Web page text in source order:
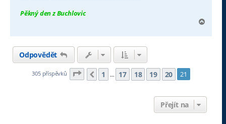
Pěkný den z Buchlovic
h
Odpovědět
305 příspěvků Stránka21 z21
Předchozí
1 … 17 18 19 20 21
Přejít na